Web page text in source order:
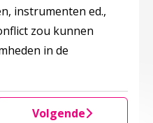
instrumenten ed.,
zou kunnen
in de
Volgende